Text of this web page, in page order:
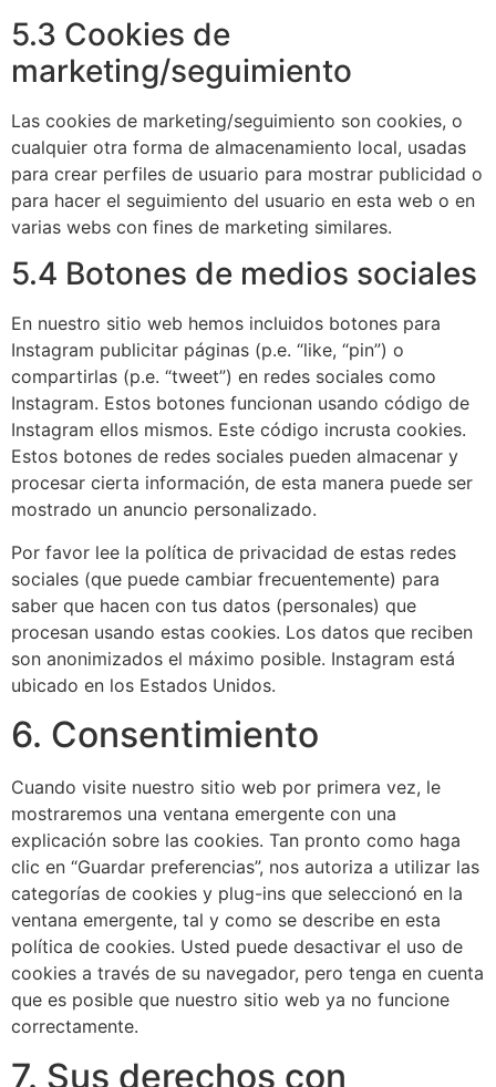
5.3 Cookies de
marketing/seguimiento
Las cookies de marketing/seguimiento son cookies, o
cualquier otra forma de almacenamiento local, usadas
para crear perfiles de usuario para mostrar publicidad o
para hacer el seguimiento del usuario en esta web o en
varias webs con fines de marketing similares.
5.4 Botones de medios sociales
En nuestro sitio web hemos incluidos botones para
Instagram publicitar páginas (p.e. “like, “pin”) o
compartirlas (p.e. “tweet”) en redes sociales como
Instagram. Estos botones funcionan usando código de
Instagram ellos mismos. Este código incrusta cookies.
Estos botones de redes sociales pueden almacenar y
procesar cierta información, de esta manera puede ser
mostrado un anuncio personalizado.
Por favor lee la política de privacidad de estas redes
sociales (que puede cambiar frecuentemente) para
saber que hacen con tus datos (personales) que
procesan usando estas cookies. Los datos que reciben
son anonimizados el máximo posible. Instagram está
ubicado en los Estados Unidos.
6. Consentimiento
Cuando visite nuestro sitio web por primera vez, le
mostraremos una ventana emergente con una
explicación sobre las cookies. Tan pronto como haga
clic en “Guardar preferencias”, nos autoriza a utilizar las
categorías de cookies y plug-ins que seleccionó en la
ventana emergente, tal y como se describe en esta
política de cookies. Usted puede desactivar el uso de
cookies a través de su navegador, pero tenga en cuenta
que es posible que nuestro sitio web ya no funcione
correctamente.
7. Sus derechos con